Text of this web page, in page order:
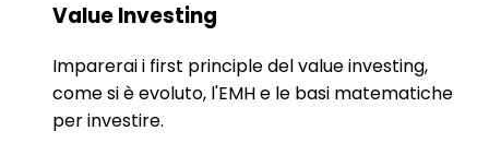
Value Investing
Imparerai i first principle del value investing,
come si è evoluto, l'EMH e le basi matematiche
per investire.